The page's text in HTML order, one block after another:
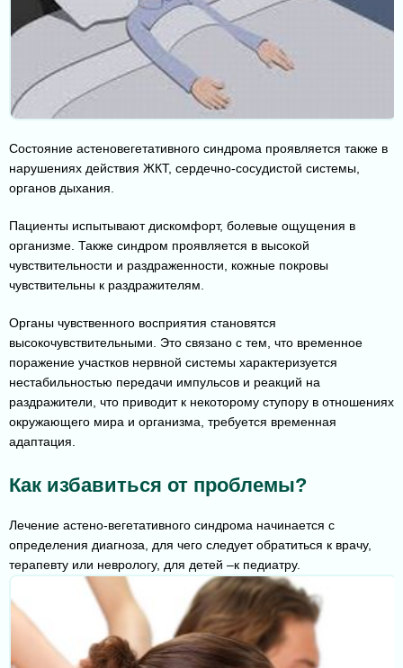
Состояние астеновегетативного синдрома проявляется также в
нарушениях действия ЖКТ, сердечно-сосудистой системы,
органов дыхания.
Пациенты испытывают дискомфорт, болевые ощущения в
организме. Также синдром проявляется в высокой
чувствительности и раздраженности, кожные покровы
чувствительны к раздражителям.
Органы чувственного восприятия становятся
высокочувствительными. Это связано с тем, что временное
поражение участков нервной системы характеризуется
нестабильностью передачи импульсов и реакций на
раздражители, что приводит к некоторому ступору в отношениях
окружающего мира и организма, требуется временная
адаптация.
Как избавиться от проблемы?
Лечение астено-вегетативного синдрома начинается с
определения диагноза, для чего следует обратиться к врачу,
терапевту или неврологу, для детей –к педиатру.